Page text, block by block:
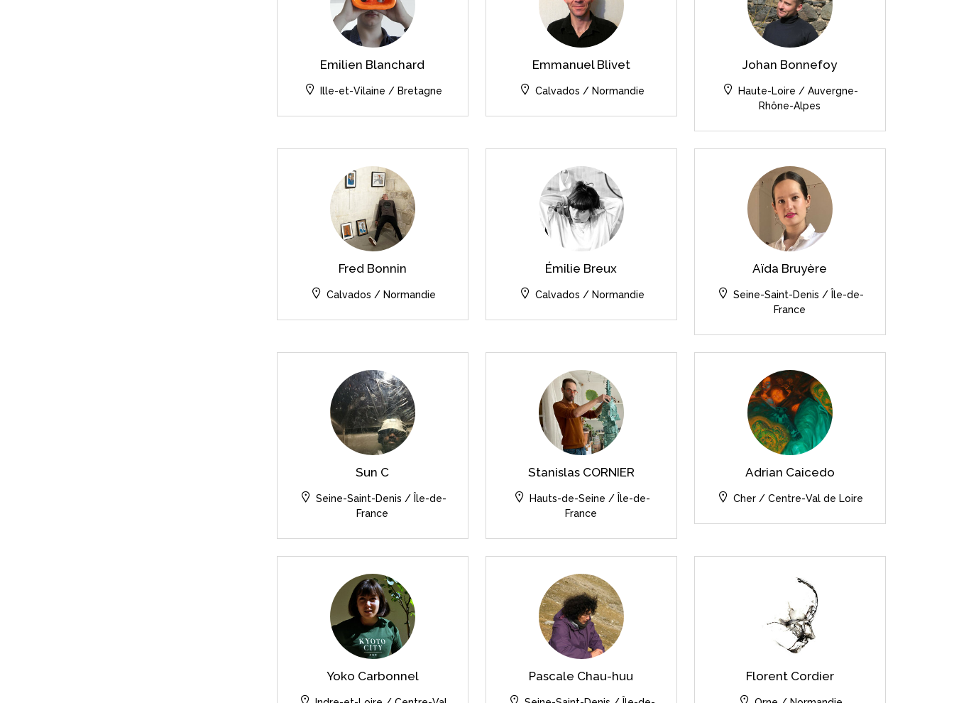
Emilien Blanchard
Ille-et-Vilaine / Bretagne
Emmanuel Blivet
Calvados / Normandie
Johan Bonnefoy
Haute-Loire / Auvergne-
Rhône-Alpes
Fred Bonnin
Calvados / Normandie
Émilie Breux
Calvados / Normandie
Aïda Bruyère
Seine-Saint-Denis / Île-de-
France
Sun C
Seine-Saint-Denis / Île-de-
France
Stanislas CORNIER
Hauts-de-Seine / Île-de-
France
Adrian Caicedo
Cher / Centre-Val de Loire
Yoko Carbonnel Pascale Chau-huu Florent Cordier